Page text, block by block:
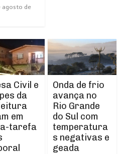
agosto de
Civil e
da
em
tarefa
Onda de frio
avança no
Rio Grande
do Sul com
temperatura
s negativas e
geada